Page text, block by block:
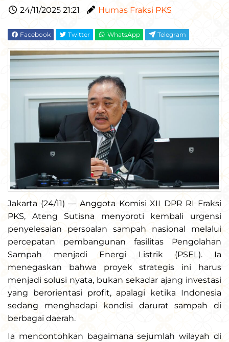
24/11/2025 21:21 Humas Fraksi PKS
Facebook Twitter WhatsApp Telegram
Jakarta (24/11) — Anggota Komisi XII DPR RI Fraksi
PKS, Ateng Sutisna menyoroti kembali urgensi
penyelesaian persoalan sampah nasional melalui
percepatan pembangunan fasilitas Pengolahan
Sampah menjadi Energi Listrik (PSEL). Ia
menegaskan bahwa proyek strategis ini harus
menjadi solusi nyata, bukan sekadar ajang investasi
yang berorientasi profit, apalagi ketika Indonesia
sedang menghadapi kondisi darurat sampah di
berbagai daerah.
Ia mencontohkan bagaimana sejumlah wilayah di